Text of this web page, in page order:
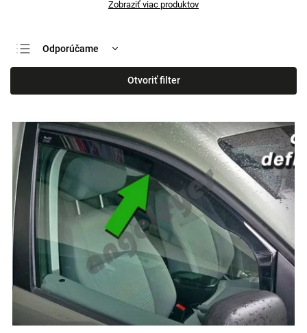
Zobraziť viac produktov
Odporúčame
Najlacnejšie
Najdrahšie
Abecedne
Otvoriť filter